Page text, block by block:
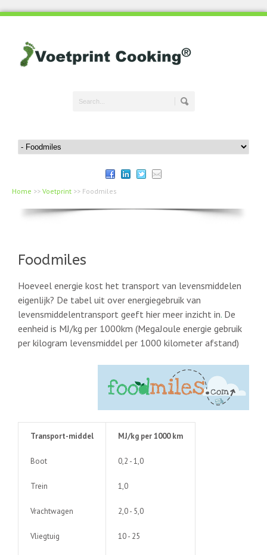
Home >> Voetprint >> Foodmiles
Foodmiles
Hoeveel energie kost het transport van levensmiddelen
eigenlijk? De tabel uit over energiegebruik van
levensmiddelentransport geeft hier meer inzicht in. De
eenheid is MJ/kg per 1000km (MegaJoule energie gebruik
per kilogram levensmiddel per 1000 kilometer afstand)
Transport-middel MJ/kg per 1000 km
Boot 0,2 - 1,0
Trein 1,0
Vrachtwagen 2,0 - 5,0
Vliegtuig 10 - 25